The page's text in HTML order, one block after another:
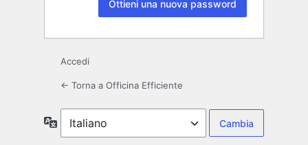
Accedi
← Torna a Officina Efficiente
Lingua